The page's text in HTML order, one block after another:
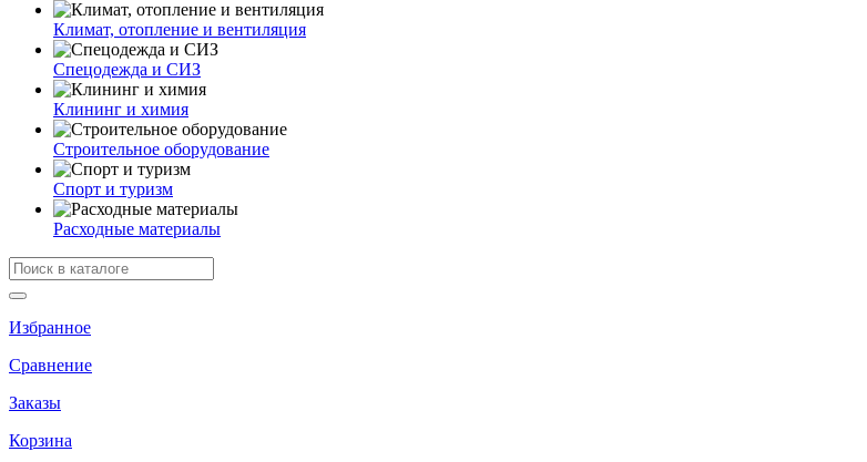
Климат, отопление и вентиляция
Спецодежда и СИЗ
Клининг и химия
Строительное оборудование
Спорт и туризм
Расходные материалы
Избранное
Сравнение
Заказы
Корзина